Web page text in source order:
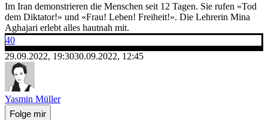
Im Iran demonstrieren die Menschen seit 12 Tagen. Sie rufen «Tod
dem Diktator!» und «Frau! Leben! Freiheit!». Die Lehrerin Mina
Aghajari erlebt alles hautnah mit.
40
29.09.2022, 19:3030.09.2022, 12:45
Yasmin Müller
Folge mir